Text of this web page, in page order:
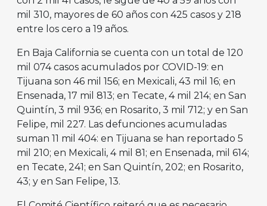
mil 310, mayores de 60 años con 425 casos y 218
entre los cero a 19 años.
En Baja California se cuenta con un total de 120
mil 074 casos acumulados por COVID-19: en
Tijuana son 46 mil 156; en Mexicali, 43 mil 16; en
Ensenada, 17 mil 813; en Tecate, 4 mil 214; en San
Quintín, 3 mil 936; en Rosarito, 3 mil 712; y en San
Felipe, mil 227. Las defunciones acumuladas
suman 11 mil 404: en Tijuana se han reportado 5
mil 210; en Mexicali, 4 mil 81; en Ensenada, mil 614;
en Tecate, 241; en San Quintín, 202; en Rosarito,
43; y en San Felipe, 13.